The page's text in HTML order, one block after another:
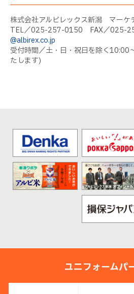
株式会社アルビレックス新潟 マーケ
TEL／025-257-0150 FAX／025-
@albirex.co.jp
受付時間／土・日・祝日を除く10:00
たします)
ユニフォームパ